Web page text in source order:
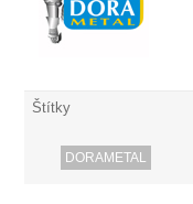
Štítky
DORAMETAL